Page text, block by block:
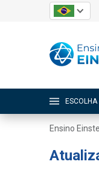
ESCOLHA
Ensino